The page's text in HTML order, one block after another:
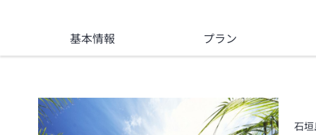
基本情報 プラン
石